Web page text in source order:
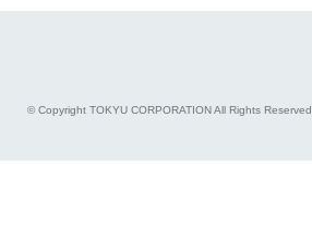
© Copyright TOKYU CORPORATION All Rights Reserved.